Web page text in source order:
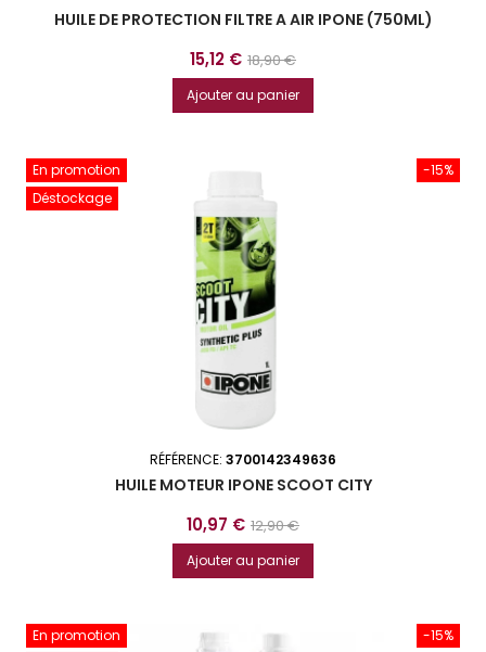
HUILE DE PROTECTION FILTRE A AIR IPONE (750ML)
Prix
15,12 € Prix
base
18,90 €
Ajouter au panier
-15%
En promotion
Déstockage
RÉFÉRENCE: 3700142349636
HUILE MOTEUR IPONE SCOOT CITY
Prix
10,97 € Prix
base
12,90 €
Ajouter au panier
-15%
En promotion